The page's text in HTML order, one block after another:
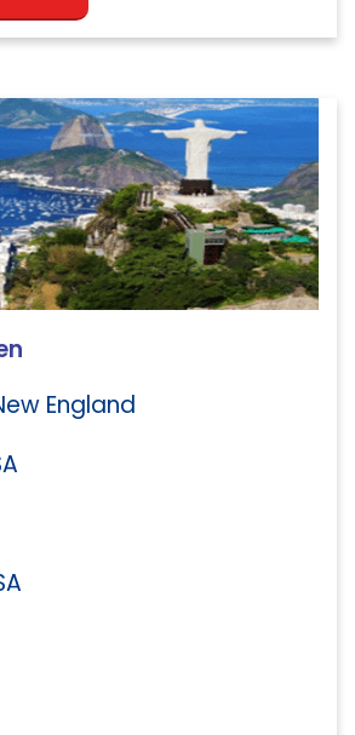
England